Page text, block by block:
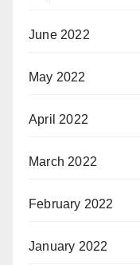
June 2022
May 2022
April 2022
March 2022
February 2022
January 2022